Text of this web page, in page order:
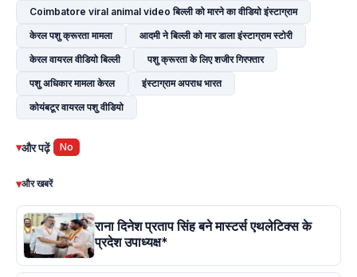
Coimbatore viral animal video बिल्ली को मारने का वीडियो इंस्टाग्राम
केरल पशु क्रूरता मामला
आदमी ने बिल्ली को मार डाला इंस्टाग्राम स्टोरी
केरल वायरल वीडियो बिल्ली
पशु क्रूरता के लिए शजीर गिरफ्तार
पशु अधिकार मामला केरल
इंस्टाग्राम अपराध भारत
कोयंबटूर वायरल पशु वीडियो
▾और पढ़ें No
▾और खबरें
राना दिनेश प्रताप सिंह बने मास्टर्स एथलेटिक्स के
प्रदेश उपाध्यक्ष*